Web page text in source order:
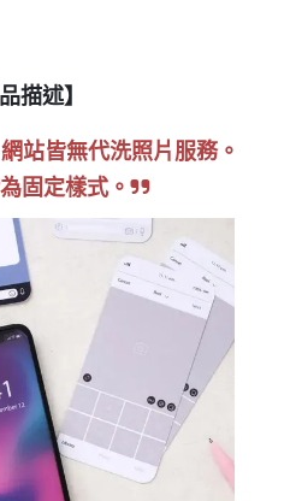
描述】
站皆無代洗照片服務。
固定樣式。